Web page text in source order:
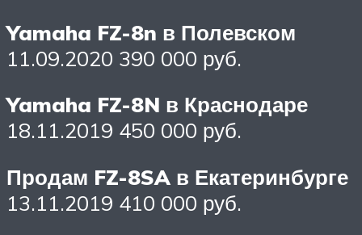
Yamaha FZ-8n в Полевском
11.09.2020 390 000 руб.
Yamaha FZ-8N в Краснодаре
18.11.2019 450 000 руб.
Продам FZ-8SA в Екатеринбурге
13.11.2019 410 000 руб.